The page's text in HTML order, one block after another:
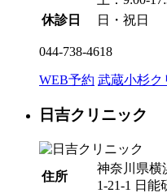
休診日
日・祝日
044-738-4618
WEB予約 武蔵小杉ク
日吉クリニック
住所
神奈川県横
1-21-1 日能